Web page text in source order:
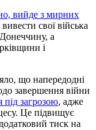
вийде з мирних
свої війська
а
і
що напередодні
завершення війни
загрозою, адже
Це підвищує
тиск на